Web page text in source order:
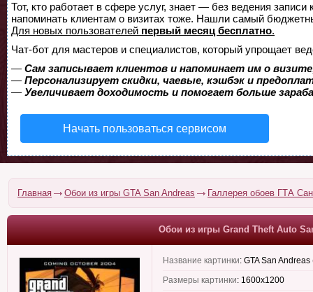
Тот, кто работает в сфере услуг, знает — без ведения
напоминать клиентам о визитах тоже. Нашли самый
Для новых пользователей первый месяц бесплатно.
Чат-бот для мастеров и специалистов, который упрощает
— Сам записывает клиентов и напоминает им о
— Персонализирует скидки, чаевые, кэшбэк и
— Увеличивает доходимость и помогает больше
Начать пользоваться сервисом
Главная Обои из игры GTA San Andreas Галлерея обоев ГТА
Обои из игры Grand Theft Auto
Название картинки: GTA San Andreas
Размеры картинки: 1600x1200